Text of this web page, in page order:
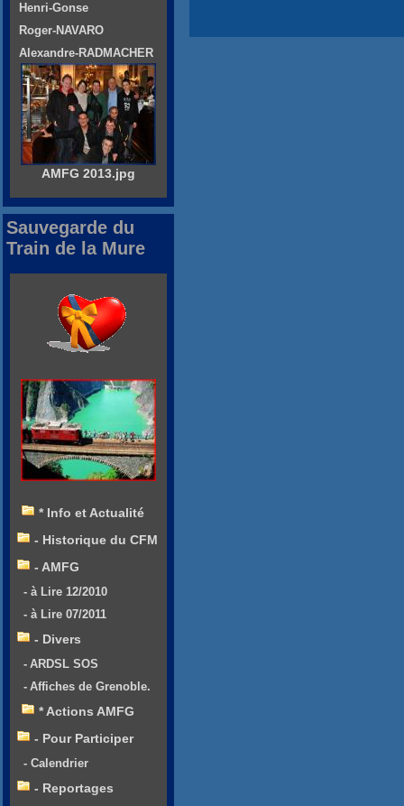
Henri-Gonse
Roger-NAVARO
Alexandre-RADMACHER
AMFG 2013.jpg
Sauvegarde du
Train de la Mure
* Info et Actualité
- Historique du CFM
- AMFG
- à Lire 12/2010
- à Lire 07/2011
- Divers
- ARDSL SOS
- Affiches de Grenoble.
* Actions AMFG
- Pour Participer
- Calendrier
- Reportages